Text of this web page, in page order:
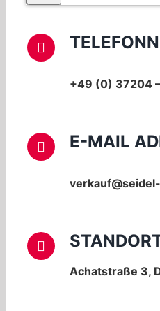
+49 (0) 37204
E-MAIL
Achatstraße 3,